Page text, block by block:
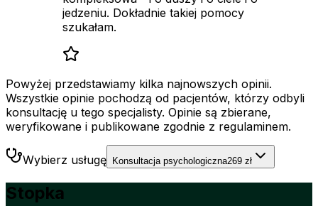
jedzeniu. Dokładnie takiej pomocy
szukałam.
Powyżej przedstawiamy kilka najnowszych opinii.
Wszystkie opinie pochodzą od pacjentów, którzy odbyli
konsultację u tego specjalisty. Opinie są zbierane,
weryfikowane i publikowane zgodnie z regulaminem.
Wybierz usługę Konsultacja psychologiczna269 zł
Stopka